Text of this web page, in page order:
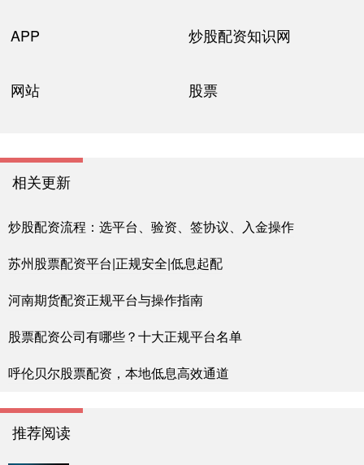
APP 炒股配资知识网
网站 股票
相关更新
炒股配资流程：选平台、验资、签协议、入金操作
苏州股票配资平台|正规安全|低息起配
河南期货配资正规平台与操作指南
股票配资公司有哪些？十大正规平台名单
呼伦贝尔股票配资，本地低息高效通道
推荐阅读